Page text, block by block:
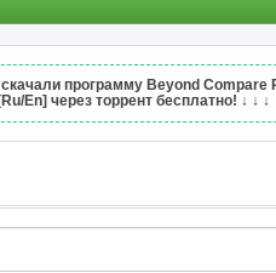
программу Beyond
[Ru/En] через торрент бесплатно! ↓ ↓ ↓